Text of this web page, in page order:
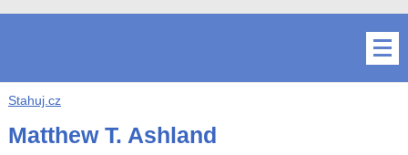
Stahuj.cz
Matthew T. Ashland